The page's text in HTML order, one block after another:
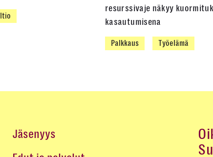
resurssivaje näkyy
kasautumisena
Palkkaus Työelämä
Jäsenyys